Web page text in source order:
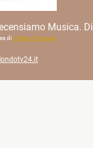
Musica.
di Matteo Morreale